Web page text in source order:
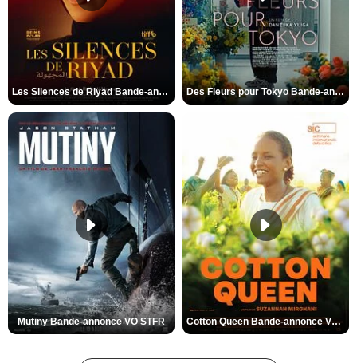
Les Silences de Riyad Bande-annonce VO STFR Des Fleurs pour Tokyo Bande-annonce VO STFR
Mutiny Bande-annonce VO STFR Cotton Queen Bande-annonce VO STFR